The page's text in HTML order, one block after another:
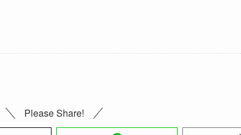
Please Share!